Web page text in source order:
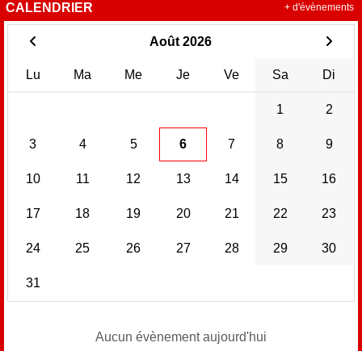
CALENDRIER
Août 2026
Lu Ma Me Je Ve Sa Di
1 2
3 4 5 6 7 8 9
10 11 12 13 14 15 16
17 18 19 20 21 22 23
24 25 26 27 28 29 30
31
Aucun évènement aujourd'hui
+ d'évènements